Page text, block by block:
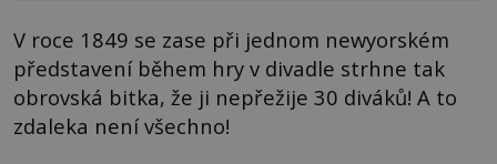
V roce 1849 se zase při jednom newyorském
představení během hry v divadle strhne tak
obrovská bitka, že ji nepřežije 30 diváků! A to
zdaleka není všechno!